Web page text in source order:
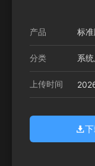
产品 标
分类 系
上传时间